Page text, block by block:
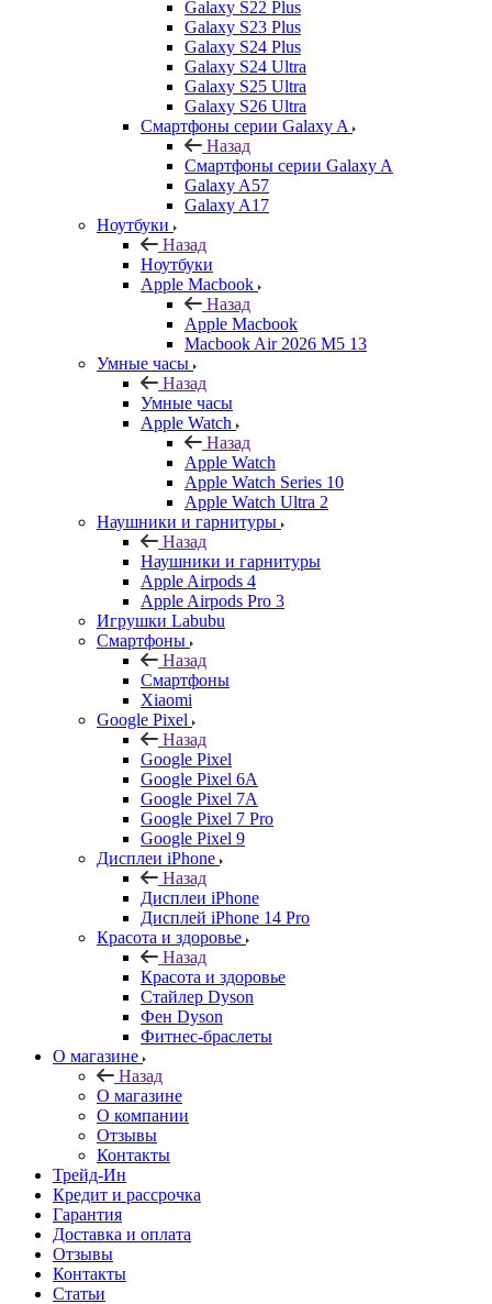
Galaxy S22 Plus
Galaxy S23 Plus
Galaxy S24 Plus
Galaxy S24 Ultra
Galaxy S25 Ultra
Galaxy S26 Ultra
Смартфоны серии Galaxy A
Назад
Смартфоны серии Galaxy A
Galaxy A57
Galaxy A17
Ноутбуки
Назад
Ноутбуки
Apple Macbook
Назад
Apple Macbook
Macbook Air 2026 M5 13
Умные часы
Назад
Умные часы
Apple Watch
Назад
Apple Watch
Apple Watch Series 10
Apple Watch Ultra 2
Наушники и гарнитуры
Назад
Наушники и гарнитуры
Apple Airpods 4
Apple Airpods Pro 3
Игрушки Labubu
Смартфоны
Назад
Смартфоны
Xiaomi
Google Pixel
Назад
Google Pixel
Google Pixel 6A
Google Pixel 7А
Google Pixel 7 Pro
Google Pixel 9
Дисплеи iPhone
Назад
Дисплеи iPhone
Дисплей iPhone 14 Pro
Красота и здоровье
Назад
Красота и здоровье
Стайлер Dyson
Фен Dyson
Фитнес-браслеты
О магазине
Назад
О магазине
О компании
Отзывы
Контакты
Трейд-Ин
Кредит и рассрочка
Гарантия
Доставка и оплата
Отзывы
Контакты
Статьи